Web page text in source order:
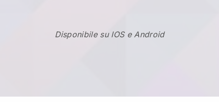
Disponibile su IOS e Android